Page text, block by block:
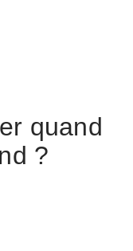
quand
?